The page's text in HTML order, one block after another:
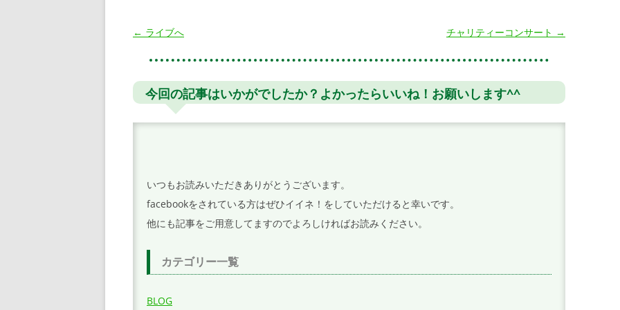
投
ビ
← ライブへ チャリティーコンサート →
今回の記事はいかがでしたか？よかったらいいね！お願いします^^
いつもお読みいただきありがとうございます。
facebookをされている方はぜひイイネ！をしていただけると幸いです。
他にも記事をご用意してますのでよろしければお読みください。
カテゴリー一覧
BLOG